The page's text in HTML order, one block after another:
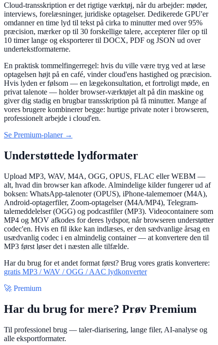
Cloud-transskription er det rigtige værktøj, når du arbejder: møder,
interviews, forelæsninger, juridiske optagelser. Dedikerede GPU'er
omdanner en time lyd til tekst på cirka to minutter med over 95%
præcision, mærker op til 30 forskellige talere, accepterer filer op til
10 timer lange og eksporterer til DOCX, PDF og JSON ud over
undertekstformaterne.
En praktisk tommelfingerregel: hvis du ville være tryg ved at læse
optagelsen højt på en café, vinder cloud'ens hastighed og præcision.
Hvis lyden er følsom — en lægekonsultation, et fortroligt møde, en
privat talenote — holder browser-værktøjet alt på din maskine og
giver dig stadig en brugbar transskription på få minutter. Mange af
vores brugere kombinerer begge: hurtige private noter i browseren,
professionelt arbejde i cloud'en.
Se Premium-planer →
Understøttede lydformater
Upload MP3, WAV, M4A, OGG, OPUS, FLAC eller WEBM —
alt, hvad din browser kan afkode. Almindelige kilder fungerer ud af
boksen: WhatsApp-talenoter (OPUS), iPhone-talememoer (M4A),
Android-optagerfiler, Zoom-optagelser (M4A/MP4), Telegram-
talemeddelelser (OGG) og podcastfiler (MP3). Videocontainere som
MP4 og MOV afkodes for deres lydspor, når browseren understøtter
codec'en. Hvis en fil ikke kan indlæses, er den sædvanlige årsag en
usædvanlig codec i en almindelig container — at konvertere den til
MP3 først løser det i næsten alle tilfælde.
Har du brug for et andet format først? Brug vores gratis konvertere:
gratis MP3 / WAV / OGG / AAC lydkonverter
🚀 Premium
Har du brug for mere? Prøv Premium
Til professionel brug — taler-diarisering, lange filer, AI-analyse og
alle eksportformater.